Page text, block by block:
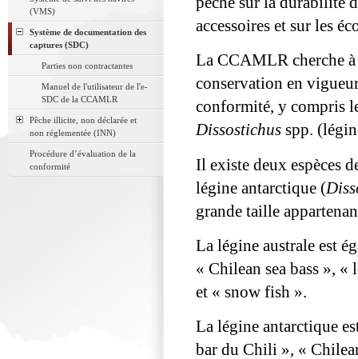
(VMS)
Système de documentation des
captures (SDC)
Parties non contractantes
Manuel de l'utilisateur de l'e-
SDC de la CCAMLR
Pêche illicite, non déclarée et
non réglementée (INN)
Procédure d’évaluation de la
conformité
accessoires et sur les
La CCAMLR cherche à
conservation en
conformité, y compris
Dissostichus spp.
Il existe deux espèces
légine antarctique (
grande taille
La légine australe est
« Chilean sea bass »,
et « snow fish ».
La légine antarctique
bar du Chili », «